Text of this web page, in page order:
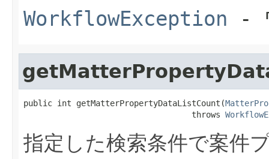
WorkflowException -
public int getMatterPropertyDataListCount(
                                   throws
指定した検索条件で案件